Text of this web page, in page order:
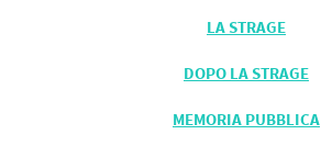
LA STRAGE
DOPO LA STRAGE
MEMORIA PUBBLICA